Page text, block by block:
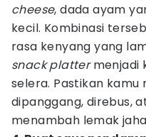
cheese, dada ayam
kecil. Kombinasi
rasa kenyang yang
snack plattermenjadi
selera. Pastikan
dipanggang, direbus,
menambah lemak